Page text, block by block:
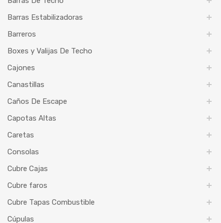
Barras Estabilizadoras
Barreros
Boxes y Valijas De Techo
Cajones
Canastillas
Caños De Escape
Capotas Altas
Caretas
Consolas
Cubre Cajas
Cubre faros
Cubre Tapas Combustible
Cúpulas